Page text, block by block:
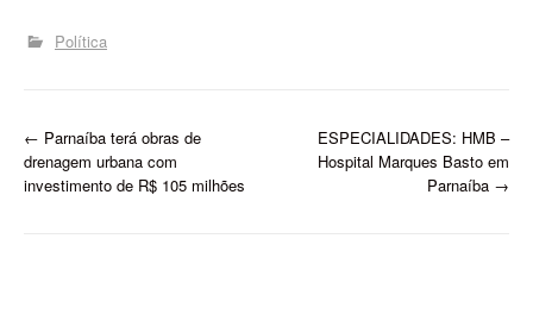
Política
P
o
← Parnaíba terá obras de
drenagem urbana com
investimento de R$ 105 milhões
ESPECIALIDADES: HMB –
Hospital Marques Basto em
Parnaíba →